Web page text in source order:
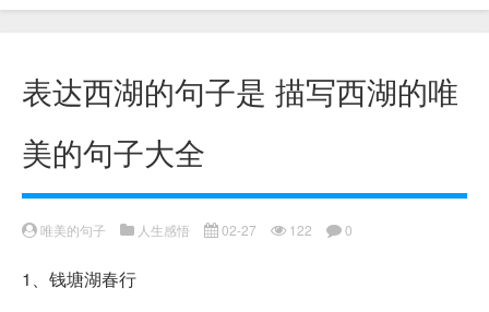
表达西湖的句子是 描写西湖的唯
美的句子大全
唯美的句子 人生感悟 02-27 122 0
1、钱塘湖春行